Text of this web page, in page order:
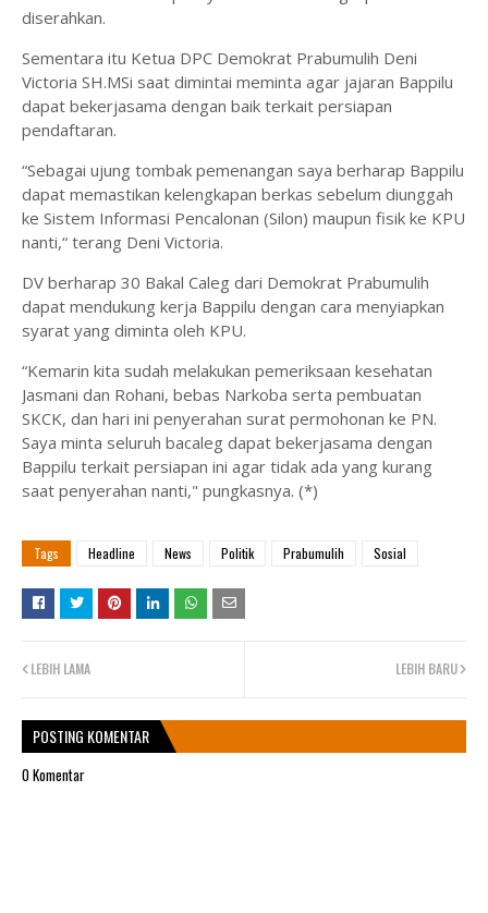
diserahkan.
Sementara itu Ketua DPC Demokrat Prabumulih Deni
Victoria SH.MSi saat dimintai meminta agar jajaran Bappilu
dapat bekerjasama dengan baik terkait persiapan
pendaftaran.
“Sebagai ujung tombak pemenangan saya berharap Bappilu
dapat memastikan kelengkapan berkas sebelum diunggah
ke Sistem Informasi Pencalonan (Silon) maupun fisik ke KPU
nanti,“ terang Deni Victoria.
DV berharap 30 Bakal Caleg dari Demokrat Prabumulih
dapat mendukung kerja Bappilu dengan cara menyiapkan
syarat yang diminta oleh KPU.
“Kemarin kita sudah melakukan pemeriksaan kesehatan
Jasmani dan Rohani, bebas Narkoba serta pembuatan
SKCK, dan hari ini penyerahan surat permohonan ke PN.
Saya minta seluruh bacaleg dapat bekerjasama dengan
Bappilu terkait persiapan ini agar tidak ada yang kurang
saat penyerahan nanti," pungkasnya. (*)
Tags Headline News Politik Prabumulih Sosial
LEBIH BARU
LEBIH LAMA
POSTING KOMENTAR
0 Komentar